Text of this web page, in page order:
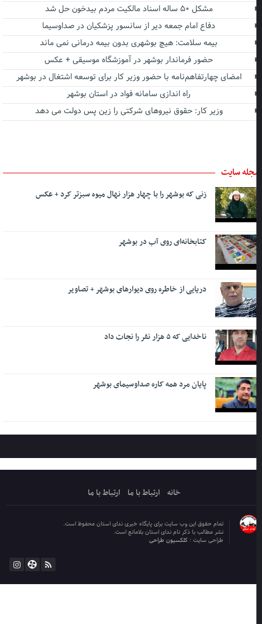
مشکل ۵۰ ساله اسناد مالکیت مردم بیدخون حل شد
دفاع امام جمعه دیر از سانسور پزشکیان در صداوسیما
بیمه سلامت: هیچ بوشهری بدون بیمه درمانی نمی ماند
حضور فرماندار بوشهر در آموزشگاه موسیقی + عکس
امضای چهارتفاهم‌نامه با حضور وزیر کار برای توسعه اشتغال در بوشهر
راه اندازی سامانه فواد در استان بوشهر
وزیر کار: حقوق نیروهای شرکتی را زین پس دولت می دهد
سایت
زنی که بوشهر را با چهار هزار نهال میوه سبزتر کرد + عکس
کتابخانه‌ای روی آب در بوشهر
دریایی از خاطره روی دیوارهای بوشهر + تصاویر
ناخدایی که ۵ هزار نفر را نجات داد
پایان مرد همه کاره صداوسیمای بوشهر
خانه ارتباط با ما ارتباط با ما
تمام حقوق این وب سایت برای پایگاه خبری ندای استان محفوظ است.
نشر مطالب با ذکر نام ندای استان بلامانع است.
طراحی سایت :کلکسیون طراحی